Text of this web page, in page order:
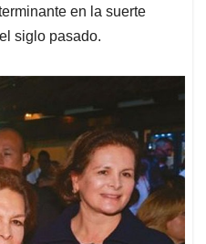
en la suerte
siglo pasado.